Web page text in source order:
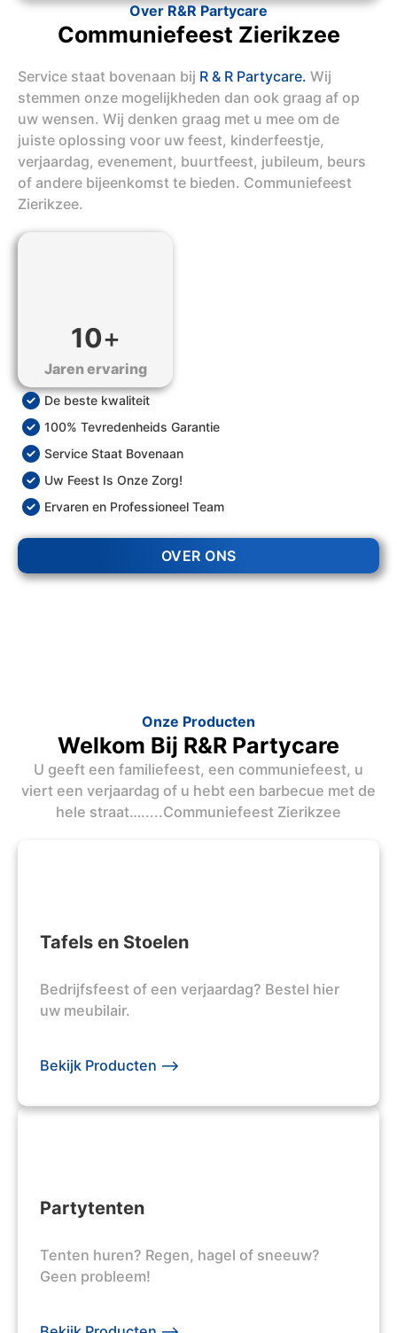
Over R&R Partycare
Communiefeest Zierikzee
Service staat bovenaan bij R & R Partycare. Wij
stemmen onze mogelijkheden dan ook graag af op
uw wensen. Wij denken graag met u mee om de
juiste oplossing voor uw feest, kinderfeestje,
verjaardag, evenement, buurtfeest, jubileum, beurs
of andere bijeenkomst te bieden. Communiefeest
Zierikzee.
10+
Jaren ervaring
De beste kwaliteit
100% Tevredenheids Garantie
Service Staat Bovenaan
Uw Feest Is Onze Zorg!
Ervaren en Professioneel Team
OVER ONS
Onze Producten
Welkom Bij R&R Partycare
U geeft een familiefeest, een communiefeest, u
viert een verjaardag of u hebt een barbecue met de
hele straat….....Communiefeest Zierikzee
Tafels en Stoelen
Bedrijfsfeest of een verjaardag? Bestel hier
uw meubilair.
Bekijk Producten -->
Partytenten
Tenten huren? Regen, hagel of sneeuw?
Geen probleem!